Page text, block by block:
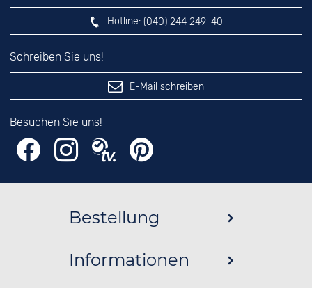
Hotline: (040) 244 249-40
Schreiben Sie uns!
E-Mail schreiben
Besuchen Sie uns!
Bestellung
Informationen